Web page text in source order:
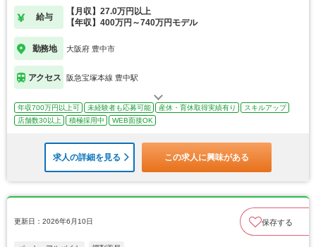
給与
【月収】27.0万円以上
【年収】400万円～740万円モデル
勤務地 大阪府 豊中市
アクセス 阪急宝塚本線 豊中駅
年収700万円以上可 未経験者も応募可能 産休・育休取得実績有り
スキルアップ
店舗数30以上
積極採用中 WEB面接OK
求人の詳細を見る この求人に興味がある
更新日：2026年6月10日 保存する